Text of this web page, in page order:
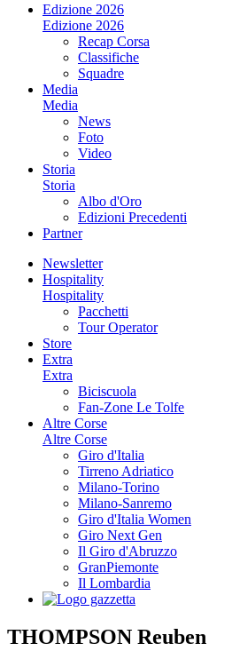
Edizione 2026
Edizione 2026
Recap Corsa
Classifiche
Squadre
Media
Media
News
Foto
Video
Storia
Storia
Albo d'Oro
Edizioni Precedenti
Partner
Newsletter
Hospitality
Hospitality
Pacchetti
Tour Operator
Store
Extra
Extra
Biciscuola
Fan-Zone Le Tolfe
Altre Corse
Altre Corse
Giro d'Italia
Tirreno Adriatico
Milano-Torino
Milano-Sanremo
Giro d'Italia Women
Giro Next Gen
Il Giro d'Abruzzo
GranPiemonte
Il Lombardia
THOMPSON Reuben